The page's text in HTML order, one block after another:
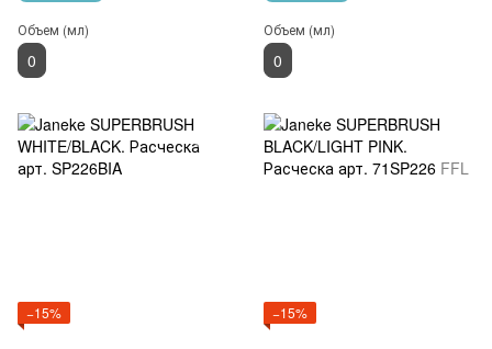
Объем (мл)
0
Объем (мл)
0
−15% −15%